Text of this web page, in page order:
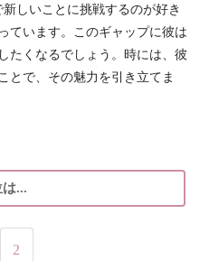
しいことに挑戦するのが好き
ています。このギャップに彼は
たくなるでしょう。時には、彼
とで、その魅力を引き立てま
...
2